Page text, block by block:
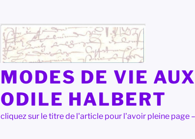
MODES DE VIE
ODILE HALBERT
cliquez sur le titre de l'article pour l'avoir pleine page